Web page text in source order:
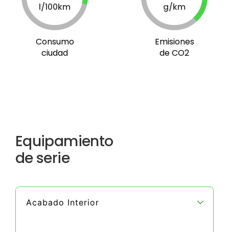
l/100km
Consumo
ciudad
g/km
Emisiones
de CO2
Equipamiento
de serie
Acabado Interior